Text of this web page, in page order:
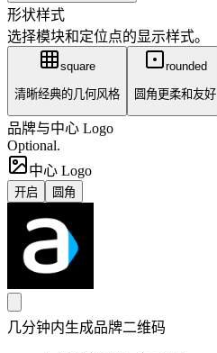
形状样式
选择模块和定位点的显示样式。
square
清晰经典的几何风格
rounded
圆角更柔和友好
品牌与中心 Logo
Optional.
中心 Logo
开启 圆角
几分钟内生成品牌二维码